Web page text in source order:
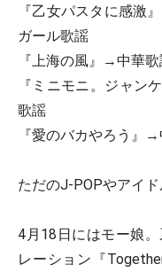
『乙女パスタに感激
ガール歌謡
『上海の風』→中華
『ミニモニ。ジャン
歌謡
『愛のバカやろう』
ただのJ-POPやアイド
4月18日にはモー娘
レーション『